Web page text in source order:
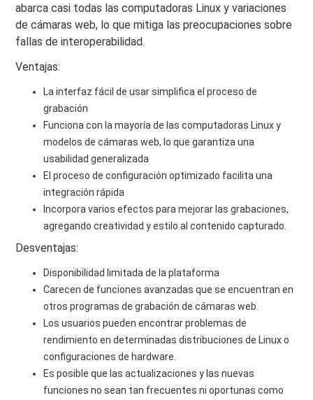
abarca casi todas las computadoras Linux y variaciones
de cámaras web, lo que mitiga las preocupaciones sobre
fallas de interoperabilidad.
Ventajas:
La interfaz fácil de usar simplifica el proceso de
grabación
Funciona con la mayoría de las computadoras Linux y
modelos de cámaras web, lo que garantiza una
usabilidad generalizada
El proceso de configuración optimizado facilita una
integración rápida
Incorpora varios efectos para mejorar las grabaciones,
agregando creatividad y estilo al contenido capturado.
Desventajas:
Disponibilidad limitada de la plataforma
Carecen de funciones avanzadas que se encuentran en
otros programas de grabación de cámaras web.
Los usuarios pueden encontrar problemas de
rendimiento en determinadas distribuciones de Linux o
configuraciones de hardware.
Es posible que las actualizaciones y las nuevas
funciones no sean tan frecuentes ni oportunas como